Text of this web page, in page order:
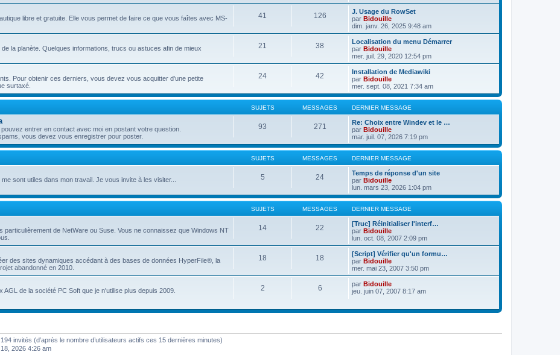
libre et gratuite. Elle vous permet de faire ce que vous faîtes avec MS-
41 126
J. Usage du RowSet
par Bidouille
dim. janv. 26, 2025 9:48 am
la planète. Quelques informations, trucs ou astuces afin de mieux
21 38
Localisation du menu Démarrer
par Bidouille
mer. juil. 29, 2020 12:54 pm
Pour obtenir ces derniers, vous devez vous acquitter d'une petite
surtaxé.
24 42
Installation de Mediawiki
par Bidouille
mer. sept. 08, 2021 7:34 am
SUJETS MESSAGES DERNIER MESSAGE
entrer en contact avec moi en postant votre question.
vous devez vous enregistrer pour poster.
93 271
Re: Choix entre Windev et le …
par Bidouille
mar. juil. 07, 2026 7:19 pm
SUJETS MESSAGES DERNIER MESSAGE
sont utiles dans mon travail. Je vous invite à les visiter... 5 24
Temps de réponse d'un site
par Bidouille
lun. mars 23, 2026 1:04 pm
SUJETS MESSAGES DERNIER MESSAGE
particulièrement de NetWare ou Suse. Vous ne connaissez que Windows NT
14 22
[Truc] Réinitialiser l'interf…
par Bidouille
lun. oct. 08, 2007 2:09 pm
des sites dynamiques accédant à des bases de données HyperFile®, la
abandonné en 2010.
18 18
[Script] Vérifier qu'un formu…
par Bidouille
mer. mai 23, 2007 3:50 pm
de la société PC Soft que je n'utilise plus depuis 2009. 2 6 par Bidouille
jeu. juin 07, 2007 8:17 am
invités (d’après le nombre d’utilisateurs actifs ces 15 dernières minutes)
18, 2026 4:26 am